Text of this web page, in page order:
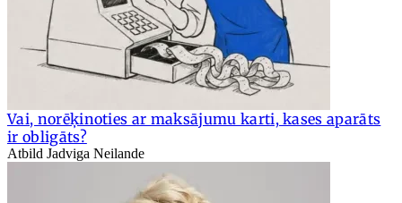
Vai, norēķinoties ar maksājumu karti, kases aparāts
ir obligāts?
Atbild Jadviga Neilande